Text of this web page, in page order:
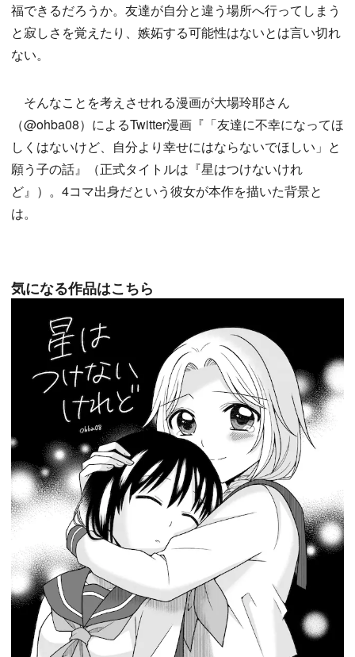
福できるだろうか。友達が自分と違う場所へ行ってしまう
と寂しさを覚えたり、嫉妬する可能性はないとは言い切れ
ない。
そんなことを考えさせれる漫画が大場玲耶さん
（@ohba08）によるTwitter漫画『「友達に不幸になってほ
しくはないけど、自分より幸せにはならないでほしい」と
願う子の話』（正式タイトルは『星はつけないけれ
ど』）。4コマ出身だという彼女が本作を描いた背景と
は。
気になる作品はこちら